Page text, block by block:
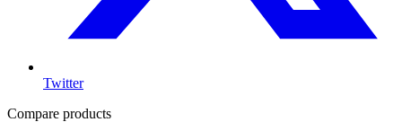
Twitter
Compare products